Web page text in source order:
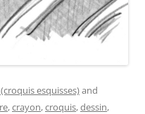
esquisses)and
,crayon,croquis,dessin,